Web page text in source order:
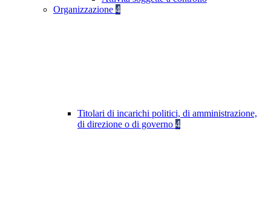
Organizzazione 4
Titolari di incarichi politici, di amministrazione,
di direzione o di governo 4